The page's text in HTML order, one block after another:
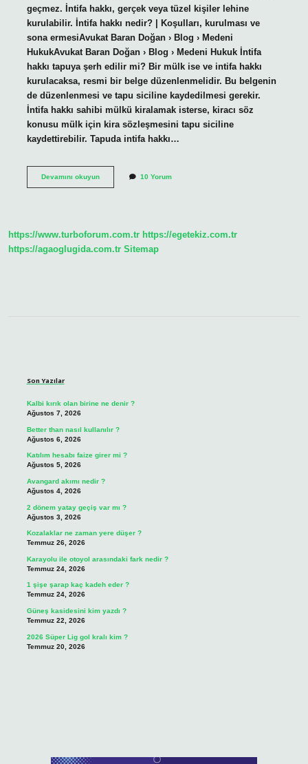
geçmez. İntifa hakkı, gerçek veya tüzel kişiler lehine
kurulabilir. İntifa hakkı nedir? | Koşulları, kurulması ve
sona ermesiAvukat Baran Doğan › Blog › Medeni
HukukAvukat Baran Doğan › Blog › Medeni Hukuk İntifa
hakkı tapuya şerh edilir mi? Bir mülk ise ve intifa hakkı
kurulacaksa, resmi bir belge düzenlenmelidir. Bu belgenin
de düzenlenmesi ve tapu siciline kaydedilmesi gerekir.
İntifa hakkı sahibi mülkü kiralamak isterse, kiracı söz
konusu mülk için kira sözleşmesini tapu siciline
kaydettirebilir. Tapuda intifa hakkı…
Devamını okuyunİNtifa
Mı
10 Yorum
https://www.turboforum.com.tr https://egetekiz.com.tr
https://agaoglugida.com.tr Sitemap
Son Yazılar
Kalbi kırık olan birine ne denir ?
Ağustos 7, 2026
Better than nasıl kullanılır ?
Ağustos 6, 2026
Katılım hesabı faize girer mi ?
Ağustos 5, 2026
Avangard akımı nedir ?
Ağustos 4, 2026
2 dönem yatay geçiş var mı ?
Ağustos 3, 2026
Kozalaklar ne zaman yere düşer ?
Temmuz 26, 2026
Karayolu ile otoyol arasındaki fark nedir ?
Temmuz 24, 2026
1 şişe şarap kaç kadeh eder ?
Temmuz 24, 2026
Güneş kasidesini kim yazdı ?
Temmuz 22, 2026
2026 Süper Lig gol kralı kim ?
Temmuz 20, 2026